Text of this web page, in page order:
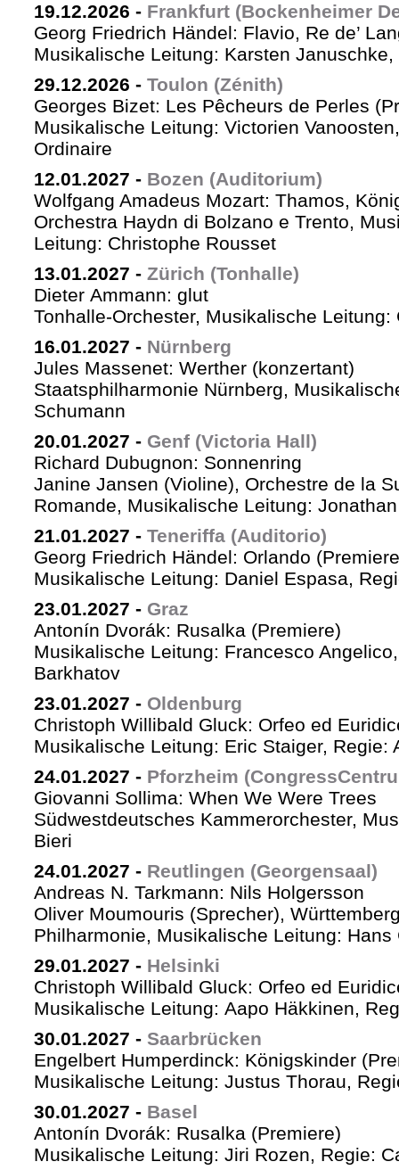
19.12.2026 - Frankfurt (Bockenheimer
Georg Friedrich Händel: Flavio, Re de’
Musikalische Leitung: Karsten
29.12.2026 - Toulon (Zénith)
Georges Bizet: Les Pêcheurs de Perles
Musikalische Leitung: Victorien
Ordinaire
12.01.2027 - Bozen (Auditorium)
Wolfgang Amadeus Mozart: Thamos,
Orchestra Haydn di Bolzano e Trento,
Leitung: Christophe Rousset
13.01.2027 - Zürich (Tonhalle)
Dieter Ammann: glut
Tonhalle-Orchester, Musikalische Leitung:
16.01.2027 - Nürnberg
Jules Massenet: Werther (konzertant)
Staatsphilharmonie Nürnberg,
Schumann
20.01.2027 - Genf (Victoria Hall)
Richard Dubugnon: Sonnenring
Janine Jansen (Violine), Orchestre de la
Romande, Musikalische Leitung:
21.01.2027 - Teneriffa (Auditorio)
Georg Friedrich Händel: Orlando
Musikalische Leitung: Daniel Espasa,
23.01.2027 - Graz
Antonín Dvorák: Rusalka (Premiere)
Musikalische Leitung: Francesco
Barkhatov
23.01.2027 - Oldenburg
Christoph Willibald Gluck: Orfeo ed
Musikalische Leitung: Eric Staiger, Regie:
24.01.2027 - Pforzheim
Giovanni Sollima: When We Were Trees
Südwestdeutsches Kammerorchester,
Bieri
24.01.2027 - Reutlingen (Georgensaal)
Andreas N. Tarkmann: Nils Holgersson
Oliver Moumouris (Sprecher),
Philharmonie, Musikalische Leitung: Hans
29.01.2027 - Helsinki
Christoph Willibald Gluck: Orfeo ed
Musikalische Leitung: Aapo Häkkinen,
30.01.2027 - Saarbrücken
Engelbert Humperdinck: Königskinder
Musikalische Leitung: Justus Thorau,
30.01.2027 - Basel
Antonín Dvorák: Rusalka (Premiere)
Musikalische Leitung: Jiri Rozen, Regie: